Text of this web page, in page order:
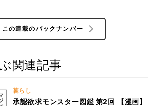
この連載のバックナンバー
関連記事
暮らし
承認欲求モンスター図鑑 第2回 【漫画】